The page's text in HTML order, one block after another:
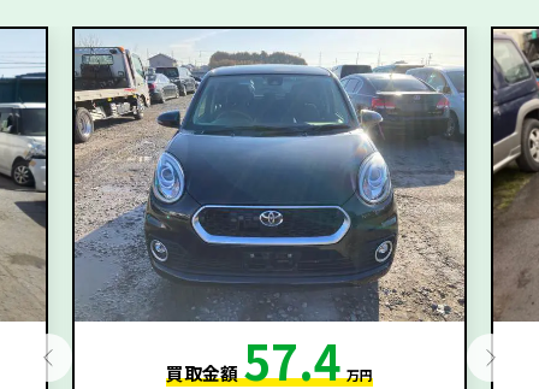
買取金額57.4 万円